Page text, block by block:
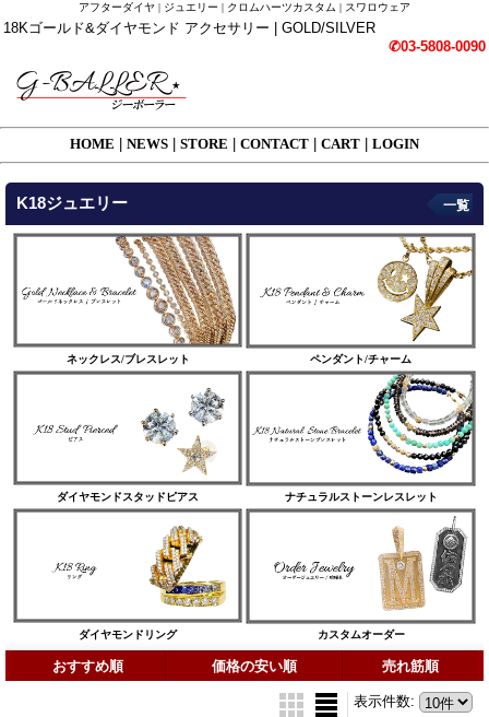
アフターダイヤ | ジュエリー | クロムハーツカスタム | スワロウェア
18Kゴールド&ダイヤモンド アクセサリー | GOLD/SILVER
✆03-5808-0090
HOME NEWS STORE CONTACT CART LOGIN
K18ジュエリー
ネックレス/ブレスレット ペンダント/チャーム
ダイヤモンドスタッドピアス ナチュラルストーンレスレット
ダイヤモンドリング カスタムオーダー
一覧
おすすめ順 価格の安い順 売れ筋順
表示件数: